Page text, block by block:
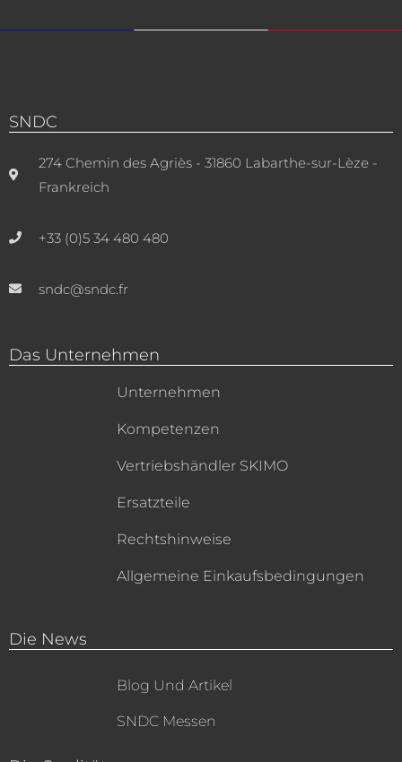
SNDC
274 Chemin des Agriès - 31860 Labarthe-sur-Lèze -
Frankreich
+33 (0)5 34 480 480
sndc@sndc.fr
Das Unternehmen
Unternehmen
Kompetenzen
Vertriebshändler SKIMO
Ersatzteile
Rechtshinweise
Allgemeine Einkaufsbedingungen
Die News
Blog Und Artikel
SNDC Messen